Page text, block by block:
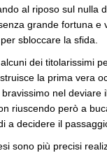
al riposo sul nulla
grande fortuna e
sbloccare la sfida.
dei titolarissimi
la prima vera
nel
riuscendo però a
a decidere il
sono più precisi